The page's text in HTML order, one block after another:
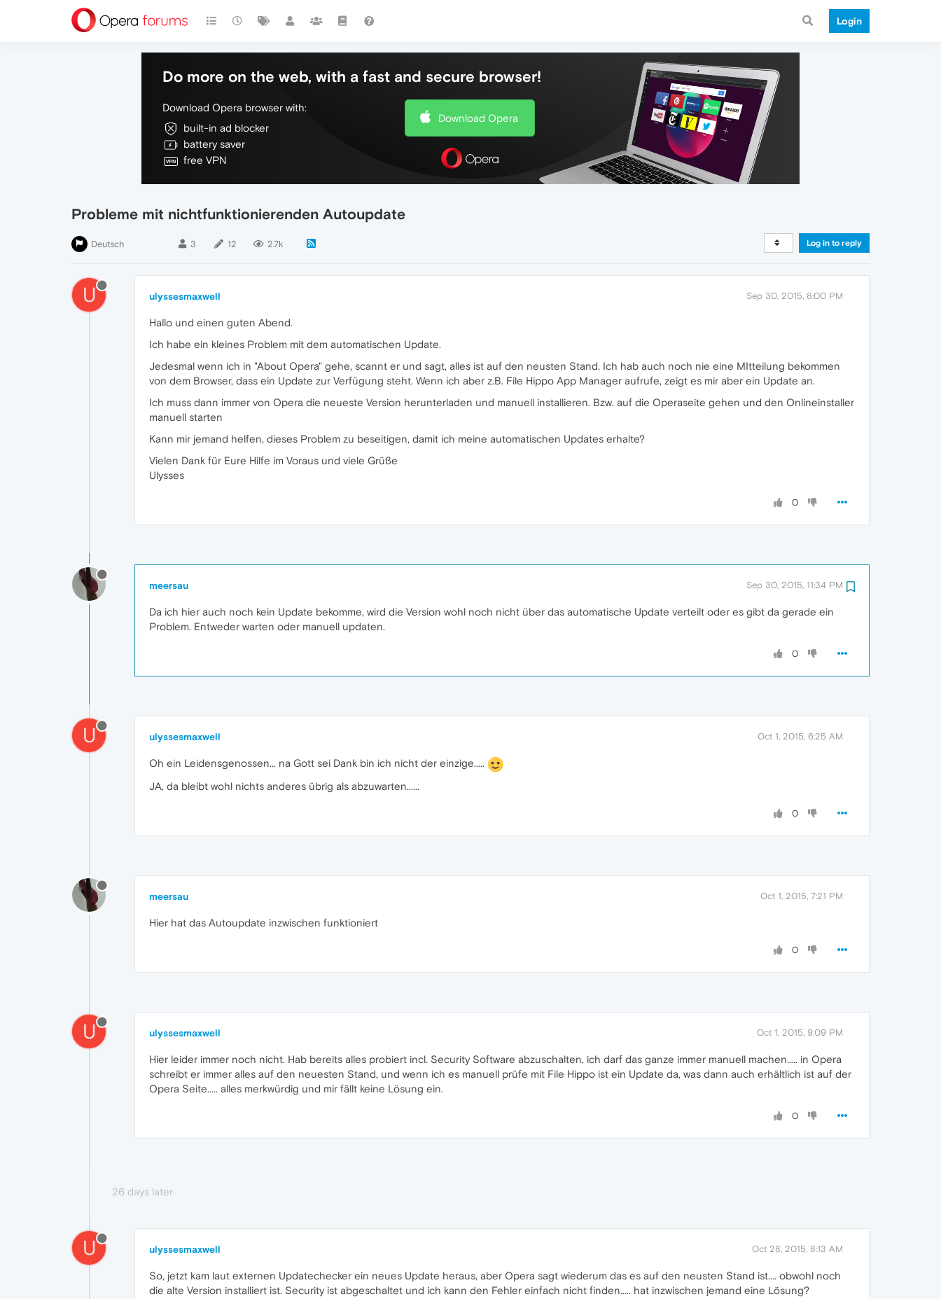
Login
Do more on the web, with a fast and secure browser!
Download Opera browser with:
built-in ad blocker
battery saver
free VPN
Download Opera
Probleme mit nichtfunktionierenden Autoupdate
Deutsch 3 12 2.7k Log in to reply
U ulyssesmaxwell Sep 30, 2015, 8:00 PM
Hallo und einen guten Abend.
Ich habe ein kleines Problem mit dem automatischen Update.
Jedesmal wenn ich in "About Opera" gehe, scannt er und sagt, alles ist auf den neusten Stand. Ich hab auch noch nie eine MItteilung bekommen
von dem Browser, dass ein Update zur Verfügung steht. Wenn ich aber z.B. File Hippo App Manager aufrufe, zeigt es mir aber ein Update an.
Ich muss dann immer von Opera die neueste Version herunterladen und manuell installieren. Bzw. auf die Operaseite gehen und den Onlineinstaller
manuell starten
Kann mir jemand helfen, dieses Problem zu beseitigen, damit ich meine automatischen Updates erhalte?
Vielen Dank für Eure Hilfe im Voraus und viele Grüße
Ulysses
0
meersau Sep 30, 2015, 11:34 PM
Da ich hier auch noch kein Update bekomme, wird die Version wohl noch nicht über das automatische Update verteilt oder es gibt da gerade ein
Problem. Entweder warten oder manuell updaten.
0
U ulyssesmaxwell Oct 1, 2015, 6:25 AM
Oh ein Leidensgenossen... na Gott sei Dank bin ich nicht der einzige.....
JA, da bleibt wohl nichts anderes übrig als abzuwarten......
0
meersau Oct 1, 2015, 7:21 PM
Hier hat das Autoupdate inzwischen funktioniert
0
U ulyssesmaxwell Oct 1, 2015, 9:09 PM
Hier leider immer noch nicht. Hab bereits alles probiert incl. Security Software abzuschalten, ich darf das ganze immer manuell machen..... in Opera
schreibt er immer alles auf den neuesten Stand, und wenn ich es manuell prüfe mit File Hippo ist ein Update da, was dann auch erhältlich ist auf der
Opera Seite..... alles merkwürdig und mir fällt keine Lösung ein.
0
26 days later
U ulyssesmaxwell Oct 28, 2015, 8:13 AM
So, jetzt kam laut externen Updatechecker ein neues Update heraus, aber Opera sagt wiederum das es auf den neusten Stand ist.... obwohl noch
die alte Version installiert ist. Security ist abgeschaltet und ich kann den Fehler einfach nicht finden..... hat inzwischen jemand eine Lösung?